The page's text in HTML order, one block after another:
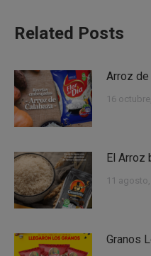
Related Posts
Arroz
16
El Arroz
11
Granos